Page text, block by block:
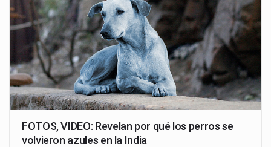
FOTOS, VIDEO: Revelan por qué los perros se
volvieron azules en la India